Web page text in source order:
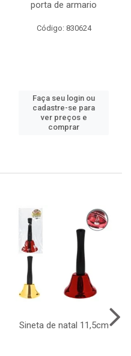
porta de armario
Código: 830624
Faça seu login ou
cadastre-se para
ver preços e
comprar
Sineta de natal 11,5cm